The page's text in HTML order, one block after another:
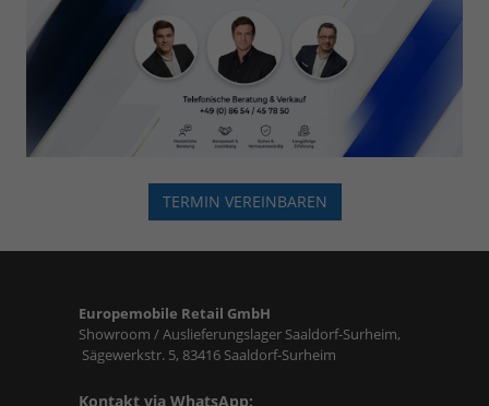
TERMIN VEREINBAREN
Europemobile Retail GmbH
Showroom / Auslieferungslager Saaldorf-Surheim,
Sägewerkstr. 5, 83416 Saaldorf-Surheim
Kontakt via WhatsApp: